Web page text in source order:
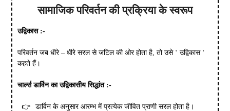
सामाजिक परिवर्तन की प्रक्रिया के स्वरूप
उद्विकास:-
परिवर्तन जब धीरे – धीरे सरल से जटिल की ओर होता है, तो उसे ‘ उद्विकास ‘
कहते हैं।
चार्ल्स डार्विन का उद्विकासीय सिद्धांत:-
डार्विन के अनुसार आरम्भ में प्रत्येक जीवित प्राणी सरल होता है।